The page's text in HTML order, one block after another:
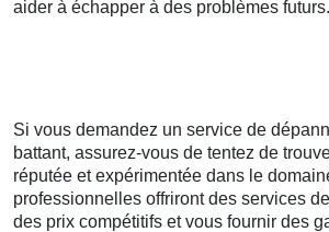
aider à échapper à des problèmes futurs.
Si vous demandez un service de
battant, assurez-vous de tentez de
réputée et expérimentée dans le
professionnelles offriront des services
des prix compétitifs et vous fournir des